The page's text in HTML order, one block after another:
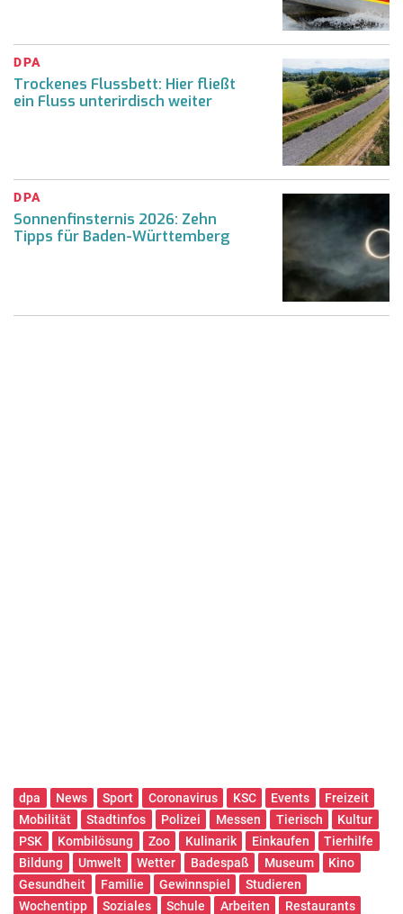
DPA
Trockenes Flussbett: Hier fließt
ein Fluss unterirdisch weiter
DPA
Sonnenfinsternis 2026: Zehn
Tipps für Baden-Württemberg
dpa News Sport Coronavirus KSC Events
Freizeit
Mobilität
Stadtinfos Polizei Messen Tierisch
Kultur
PSK
Kombilösung Zoo Kulinarik Einkaufen
Tierhilfe
Bildung
Umwelt Wetter Badespaß Museum
Kino
Gesundheit
Familie Gewinnspiel
Studieren
Wochentipp
Soziales Schule Arbeiten
Restaurants